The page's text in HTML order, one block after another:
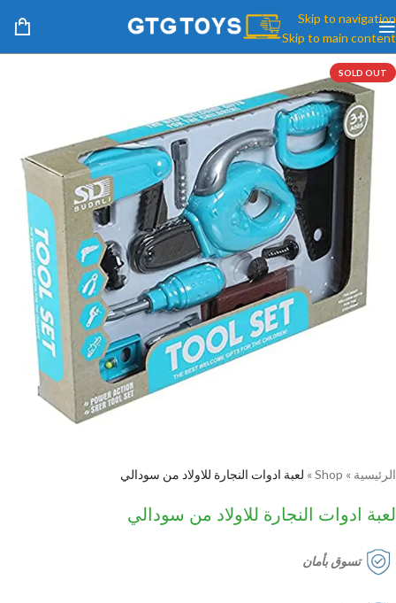
Skip to navigation
Skip to main content
SOLD OUT
الرئيسية »
Shop
» لعبة ادوات النجارة للاولاد من سودالي
لعبة ادوات النجارة للاولاد من سودالي
تسوق بأمان